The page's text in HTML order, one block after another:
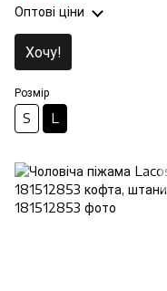
Оптові ціни
Хочу!
Розмір
S L